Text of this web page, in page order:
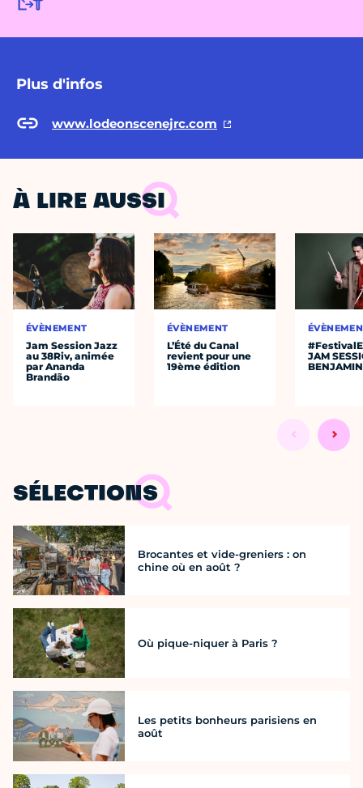
Plus d'infos
www.lodeonscenejrc.com
À LIRE AUSSI
ÉVÈNEMENT
Jam Session Jazz
au 38Riv, animée
par Ananda
Brandão
ÉVÈNEMENT
L’Été du Canal
revient pour une
19ème édition
JAM
SÉLECTIONS
Brocantes et vide-greniers : on
chine où en août ?
Où pique-niquer à Paris ?
Les petits bonheurs parisiens en
août